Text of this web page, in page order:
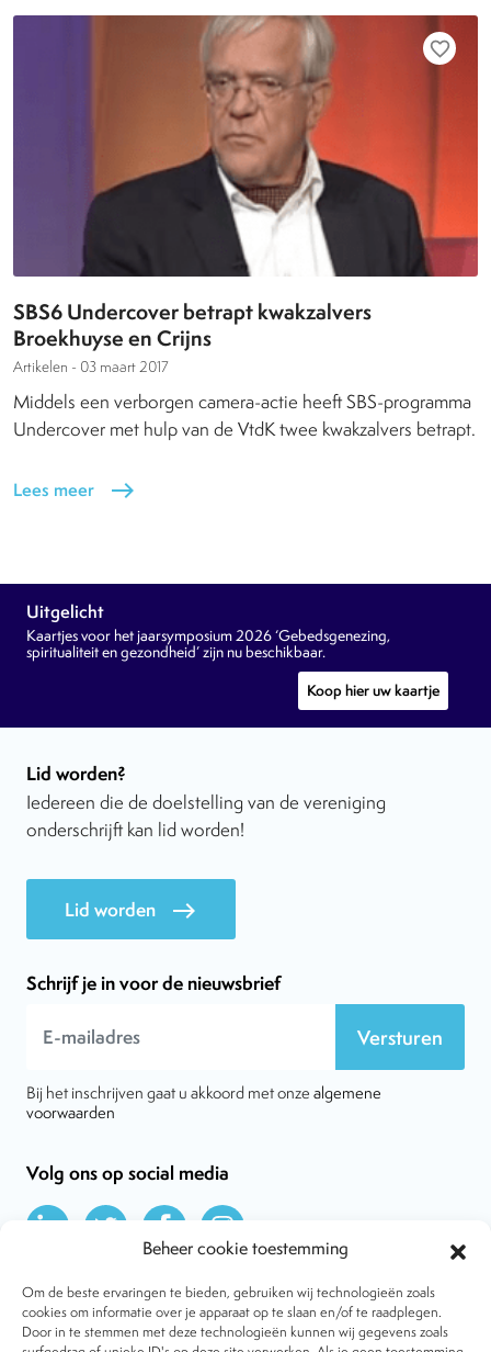
Beheer cookie toestemming
Om de beste ervaringen te bieden, gebruiken wij technologieën zoals
cookies om informatie over je apparaat op te slaan en/of te raadplegen.
Door in te stemmen met deze technologieën kunnen wij gegevens zoals
favorite_border
SBS6 Undercover betrapt kwakzalvers
Broekhuyse en Crijns
Artikelen - 03 maart 2017
Middels een verborgen camera-actie heeft SBS-programma
Undercover met hulp van de VtdK twee kwakzalvers betrapt.
Lees meer east
Uitgelicht
Kaartjes voor het jaarsymposium 2026 ‘Gebedsgenezing,
spiritualiteit en gezondheid’ zijn nu beschikbaar.
Koop hier uw kaartje
Lid worden?
Iedereen die de doelstelling van de vereniging
onderschrijft kan lid worden!
Lid worden east
Schrijf je in voor de nieuwsbrief
Versturen
Bij het inschrijven gaat u akkoord met onze algemene
voorwaarden
Volg ons op social media
Over VtdK